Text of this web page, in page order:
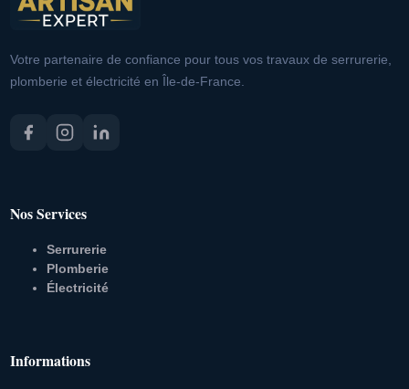
Votre partenaire de confiance pour tous vos travaux de serrurerie,
plomberie et électricité en Île-de-France.
Nos Services
Serrurerie
Plomberie
Électricité
Informations